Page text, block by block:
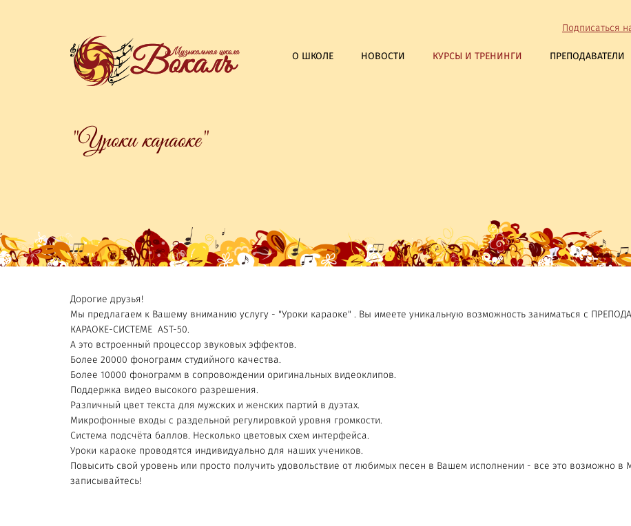
Подписаться
О ШКОЛЕ НОВОСТИ КУРСЫ И ТРЕНИНГИ ПРЕПОДАВАТЕЛИ
"Уроки караоке"
Дорогие друзья!
Мы предлагаем к Вашему вниманию услугу - "Уроки караоке" . Вы имеете уникальную возможность заниматься с
КАРАОКЕ-СИСТЕМЕ AST-50.
А это встроенный процессор звуковых эффектов.
Более 20000 фонограмм студийного качества.
Более 10000 фонограмм в сопровождении оригинальных видеоклипов.
Поддержка видео высокого разрешения.
Различный цвет текста для мужских и женских партий в дуэтах.
Микрофонные входы с раздельной регулировкой уровня громкости.
Система подсчёта баллов. Несколько цветовых схем интерфейса.
Уроки караоке проводятся индивидуально для наших учеников.
Повысить свой уровень или просто получить удовольствие от любимых песен в Вашем исполнении - все это
записывайтесь!